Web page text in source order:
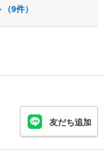
9件）
友だち追加